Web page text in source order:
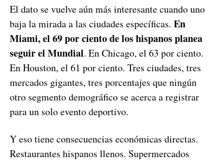
El dato se vuelve aún más interesante cuando uno
baja la mirada a las ciudades específicas. En
Miami, el 69 por ciento de los hispanos planea
seguir el Mundial. En Chicago, el 63 por ciento.
En Houston, el 61 por ciento. Tres ciudades, tres
mercados gigantes, tres porcentajes que ningún
otro segmento demográfico se acerca a registrar
para un solo evento deportivo.
Y eso tiene consecuencias económicas directas.
Restaurantes hispanos llenos. Supermercados